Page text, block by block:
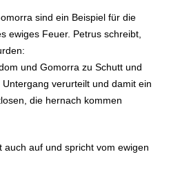
sind ein Beispiel für die
ewiges Feuer. Petrus schreibt,
und Gomorra zu Schutt und
verurteilt und damit ein
die hernach kommen
auch auf und spricht vom ewigen